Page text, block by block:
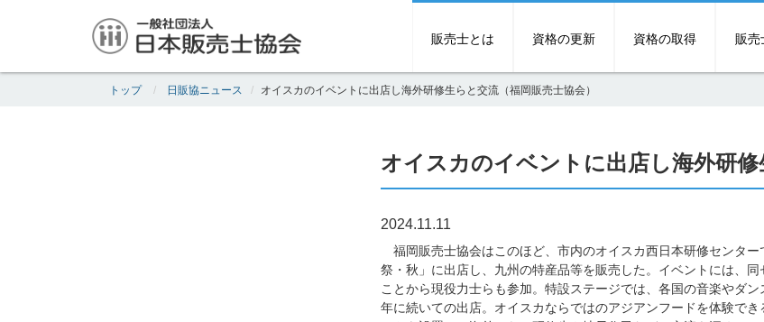
販売士とは 資格の更新 資格の取得 販売
トップ 日販協ニュース オイスカのイベントに出店し海外研修生らと交流（福岡販売士協会）
オイスカのイベントに出店し海外研修
2024.11.11
福岡販売士協会はこのほど、市内のオイスカ西日本研修センタ
祭・秋」に出店し、九州の特産品等を販売した。イベントには、
ことから現役力士らも参加。特設ステージでは、各国の音楽やダ
年に続いての出店。オイスカならではのアジアンフードを体験で